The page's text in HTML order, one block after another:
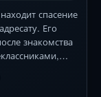
спасение
Его
знакомства
и